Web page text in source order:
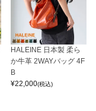
HALEINE 日本製 柔ら
か牛革 2WAYバッグ 4F
B
¥22,000(税込)